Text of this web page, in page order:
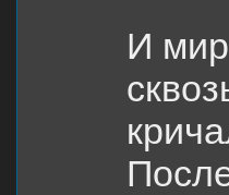
И мир